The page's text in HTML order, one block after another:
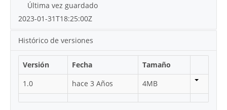
Última vez guardado
2023-01-31T18:25:00Z
Histórico de versiones
Versión Fecha
Tamaño
1.0
hace 3 Años 4MB